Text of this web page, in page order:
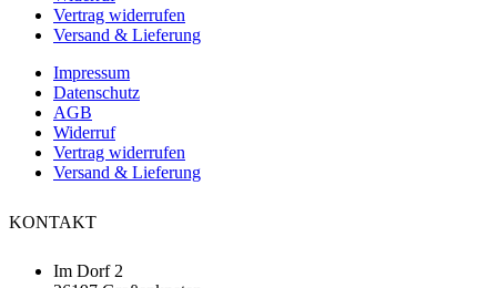
Vertrag widerrufen
Versand & Lieferung
Impressum
Datenschutz
AGB
Widerruf
Vertrag widerrufen
Versand & Lieferung
KONTAKT
Im Dorf 2